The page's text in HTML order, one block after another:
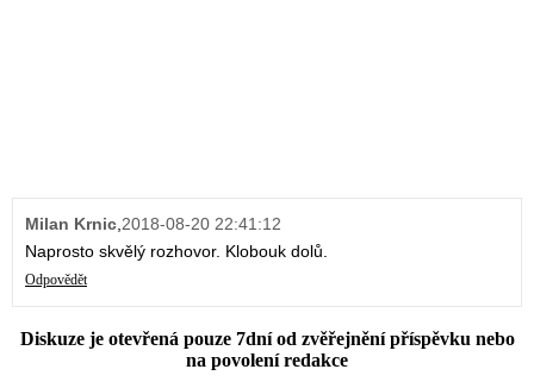
Milan Krnic 2018-08-20 22:41:12
Naprosto skvělý rozhovor. Klobouk dolů.
Odpovědět
Diskuze je otevřená pouze 7dní od zvěřejnění příspěvku nebo
na povolení redakce